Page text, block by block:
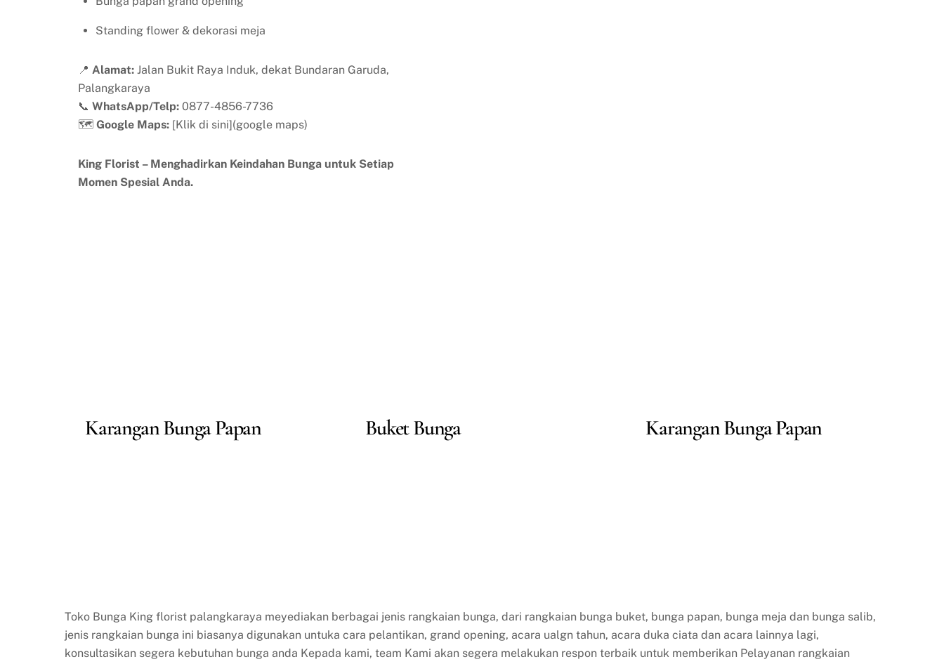
Standing flower & dekorasi meja
📍 Alamat:Jalan Bukit Raya Induk, dekat Bundaran Garuda,
Palangkaraya
📞 WhatsApp/Telp:0877-4856-7736
🗺️ Google Maps:[Klik di sini](google maps)
King Florist – Menghadirkan Keindahan Bunga untuk Setiap
Momen Spesial Anda.
Karangan Bunga Papan Buket Bunga Karangan Bunga Papan
Toko Bunga King florist palangkaraya meyediakan berbagai jenis rangkaian bunga, dari rangkaian bunga buket, bunga papan, bunga meja dan bunga salib,
jenis rangkaian bunga ini biasanya digunakan untuka cara pelantikan, grand opening, acara ualgn tahun, acara duka ciata dan acara lainnya lagi,
konsultasikan segera kebutuhan bunga anda Kepada kami, team Kami akan segera melakukan respon terbaik untuk memberikan Pelayanan rangkaian